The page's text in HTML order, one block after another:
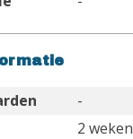
-
2 weken